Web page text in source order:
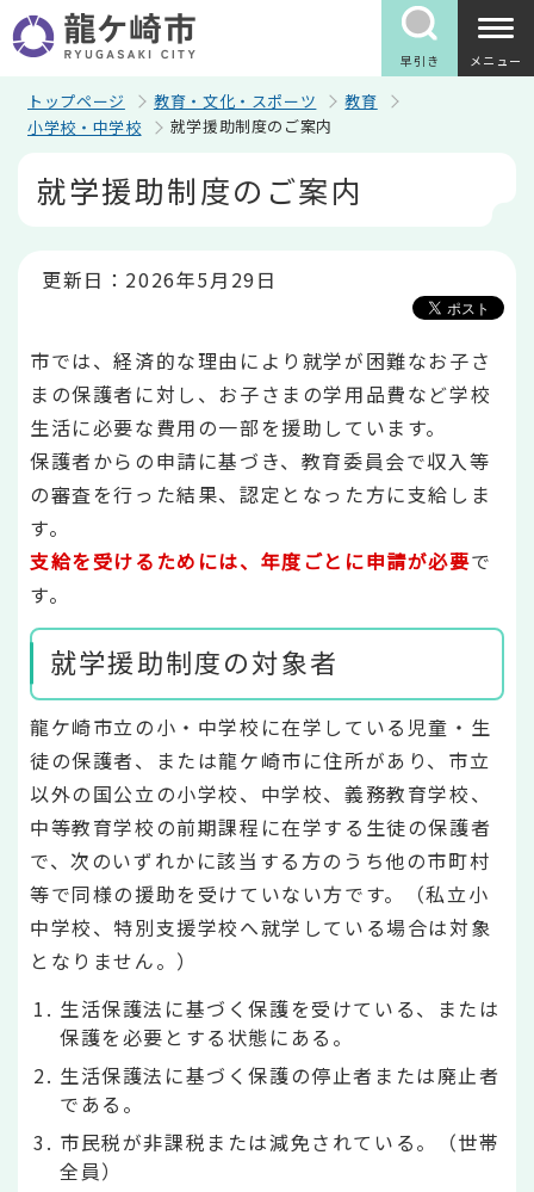
の
ペ
早引き メニュー
トップページ 教育・文化・スポーツ
教育
小学校・中学校
就学援助制度のご案内
就学援助制度のご案内
更新日：2026年5月29日
市では、経済的な理由により就学が困難なお子さ
まの保護者に対し、お子さまの学用品費など学校
生活に必要な費用の一部を援助しています。
保護者からの申請に基づき、教育委員会で収入等
の審査を行った結果、認定となった方に支給しま
す。
支給を受けるためには、年度ごとに申請が必要で
す。
就学援助制度の対象者
龍ケ崎市立の小・中学校に在学している児童・生
徒の保護者、または龍ケ崎市に住所があり、市立
以外の国公立の小学校、中学校、義務教育学校、
中等教育学校の前期課程に在学する生徒の保護者
で、次のいずれかに該当する方のうち他の市町村
等で同様の援助を受けていない方です。（私立小
中学校、特別支援学校へ就学している場合は対象
となりません。）
生活保護法に基づく保護を受けている、または
保護を必要とする状態にある。
生活保護法に基づく保護の停止者または廃止者
である。
市民税が非課税または減免されている。（世帯
全員）